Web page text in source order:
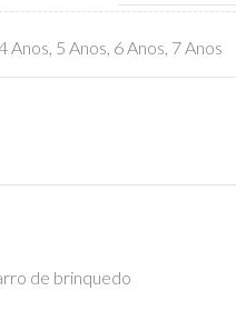
Anos 5 Anos 6 Anos 7 Anos
de brinquedo